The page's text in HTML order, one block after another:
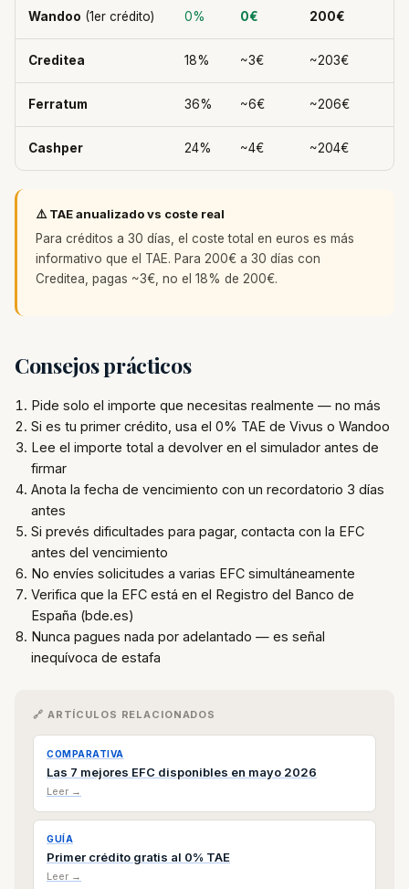
Wandoo (1er crédito) 0% 0€ 200€
Creditea 18% ~3€ ~203€
Ferratum 36% ~6€ ~206€
Cashper 24% ~4€ ~204€
⚠️ TAE anualizado vs coste real
Para créditos a 30 días, el coste total en euros es más
informativo que el TAE. Para 200€ a 30 días con
Creditea, pagas ~3€, no el 18% de 200€.
Consejos prácticos
Pide solo el importe que necesitas realmente — no más
Si es tu primer crédito, usa el 0% TAE de Vivus o Wandoo
Lee el importe total a devolver en el simulador antes de
firmar
Anota la fecha de vencimiento con un recordatorio 3 días
antes
Si prevés dificultades para pagar, contacta con la EFC
antes del vencimiento
No envíes solicitudes a varias EFC simultáneamente
Verifica que la EFC está en el Registro del Banco de
España (bde.es)
Nunca pagues nada por adelantado — es señal
inequívoca de estafa
🔗 ARTÍCULOS RELACIONADOS
COMPARATIVA
Las 7 mejores EFC disponibles en mayo 2026
Leer →
GUÍA
Primer crédito gratis al 0% TAE
Leer →